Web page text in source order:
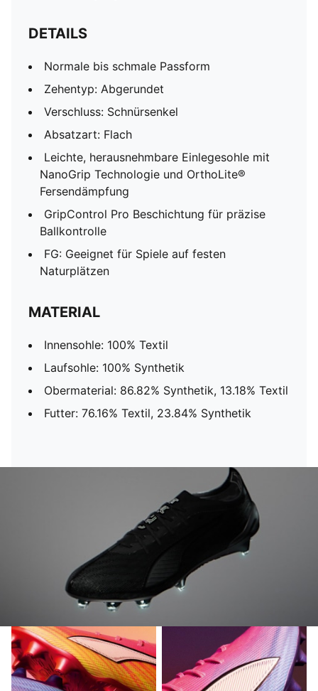
DETAILS
Normale bis schmale Passform
Zehentyp: Abgerundet
Verschluss: Schnürsenkel
Absatzart: Flach
Leichte, herausnehmbare Einlegesohle mit
NanoGrip Technologie und OrthoLite®
Fersendämpfung
GripControl Pro Beschichtung für präzise
Ballkontrolle
FG: Geeignet für Spiele auf festen
Naturplätzen
MATERIAL
Innensohle: 100% Textil
Laufsohle: 100% Synthetik
Obermaterial: 86.82% Synthetik, 13.18% Textil
Futter: 76.16% Textil, 23.84% Synthetik